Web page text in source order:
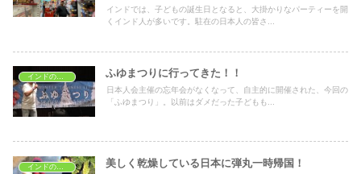
インドでは、子どもの誕生日となると、大掛かりなパーティーを開
くインド人が多いです。駐在の日本人の皆さ...
インドのイベント ふゆまつりに行ってきた！！
日本人会主催の忘年会がなくなって、自主的に開催された、今回の
「ふゆまつり」。以前はダメだった子どもも...
美しく乾燥している日本に弾丸一時帰国！